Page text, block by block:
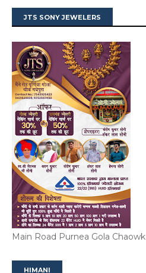
JTS SONY JEWELERS
Main Road Purnea Gola Chaowk
HIMANI